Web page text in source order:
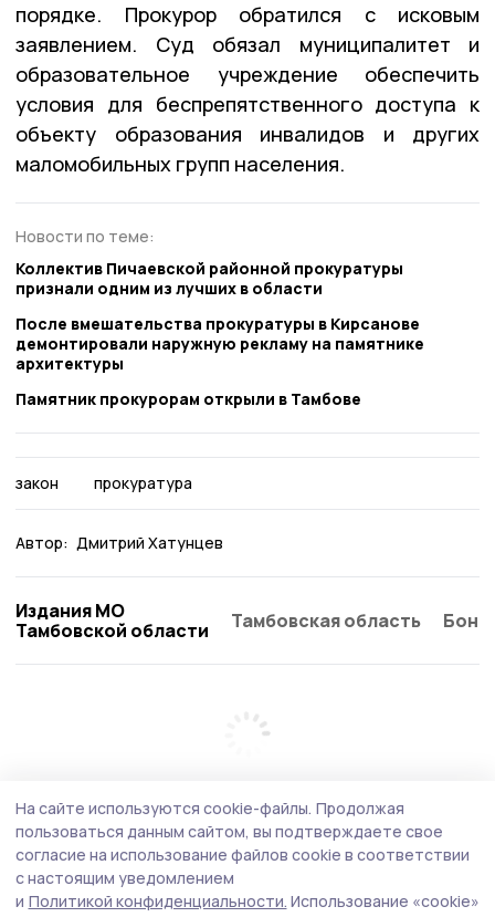
порядке. Прокурор обратился с исковым
заявлением. Суд обязал муниципалитет и
образовательное учреждение обеспечить
условия для беспрепятственного доступа к
объекту образования инвалидов и других
маломобильных групп населения.
Новости по теме:
Коллектив Пичаевской районной прокуратуры
признали одним из лучших в области
После вмешательства прокуратуры в Кирсанове
демонтировали наружную рекламу на памятнике
архитектуры
Памятник прокурорам открыли в Тамбове
закон прокуратура
Автор: Дмитрий Хатунцев
Издания МО
Тамбовской области
Тамбовская область
На сайте используются cookie-файлы. Продолжая
пользоваться данным сайтом, вы подтверждаете свое
согласие на использование файлов cookie в соответствии
с настоящим уведомлением
и Политикой конфиденциальности. Использование «cookie»